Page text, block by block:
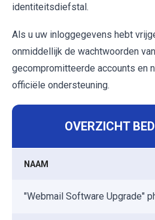
identiteitsdiefstal.
Als u uw inloggegevens hebt
onmiddellijk de wachtwoorden
gecompromitteerde accounts en
officiële ondersteuning.
OVERZICHT
NAAM
"Webmail Software Upgrade"